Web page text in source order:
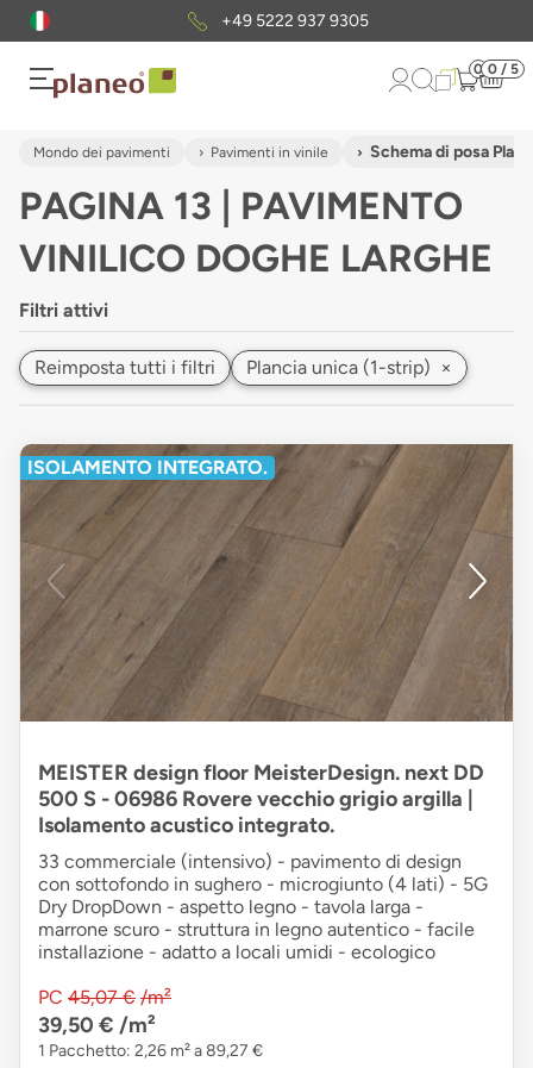
Pacchetto di campionigratuiti
0 0 / 5
Mondo dei pavimenti Pavimenti in vinile Schema di posa
PAGINA 13 | PAVIMENTO
VINILICO DOGHE LARGHE
Filtri attivi
Reimposta tutti i filtri Plancia unica (1-strip) ×
ISOLAMENTO INTEGRATO.
MEISTER design floor MeisterDesign. next DD
500 S - 06986 Rovere vecchio grigio argilla |
Isolamento acustico integrato.
33 commerciale (intensivo) - pavimento di design
con sottofondo in sughero - microgiunto (4 lati) - 5G
Dry DropDown - aspetto legno - tavola larga -
marrone scuro - struttura in legno autentico - facile
installazione - adatto a locali umidi - ecologico
PC 45,07 € /m²
39,50 € /m²
1 Pacchetto: 2,26 m² a 89,27 €